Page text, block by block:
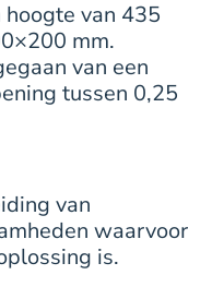
van 435
mm.
van een
tussen 0,25
van
waarvoor
is.